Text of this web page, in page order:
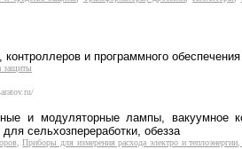
и программного
защиты
и модуляторные лампы, вакуумное
сельхозпереработки, обезза
,Приборы для измерения расхода электро и